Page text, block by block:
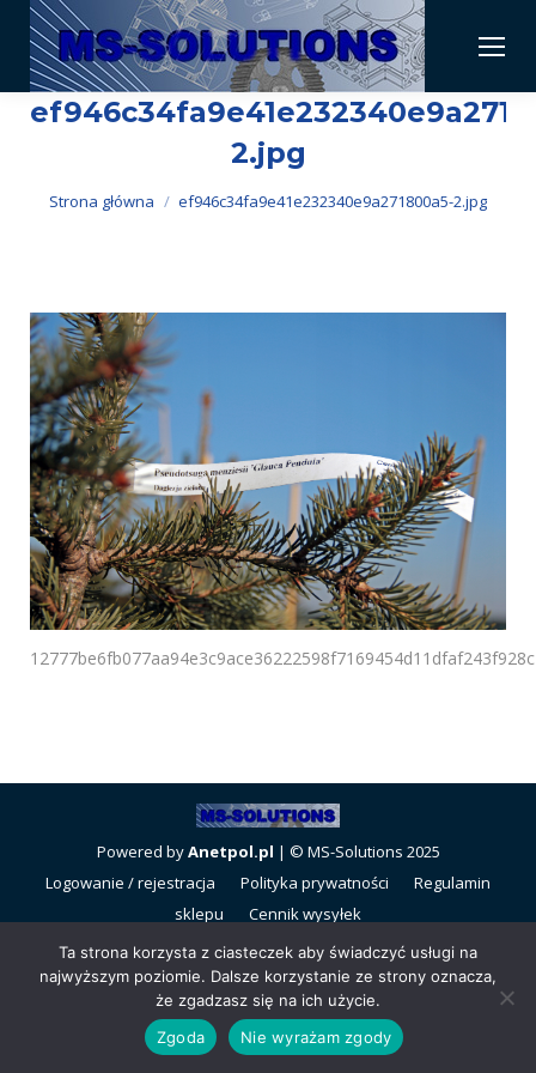
2.jpg
Jesteś tutaj:
Strona główna ef946c34fa9e41e232340e9a271800a5-2.jpg
Powered byAnetpol.pl | © MS-Solutions 2025
Logowanie / rejestracja
Polityka prywatności
Regulamin
sklepu
Cennik wysyłek
Ta strona korzysta z ciasteczek aby świadczyć usługi na
najwyższym poziomie. Dalsze korzystanie ze strony oznacza,
że zgadzasz się na ich użycie.
Zgoda
Nie wyrażam zgody